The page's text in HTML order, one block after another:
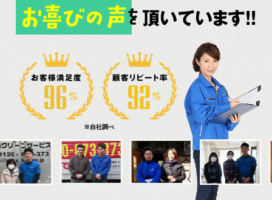
お喜びの声を 頂いています!!
お客様満足度 顧客リピート率
※自社調べ